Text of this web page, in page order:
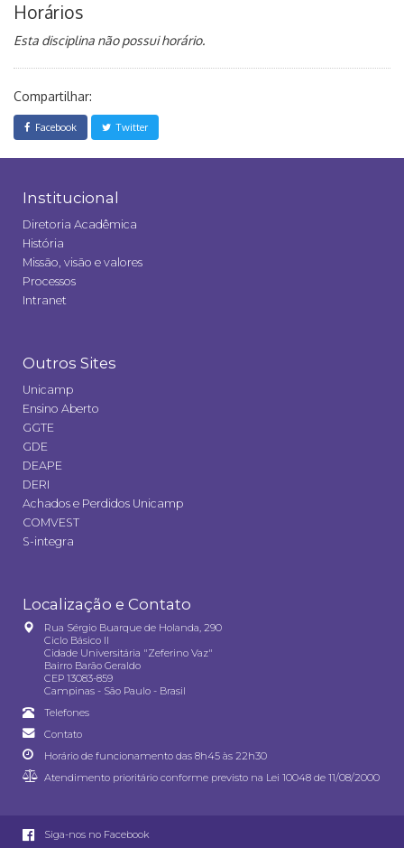
Horários
Esta disciplina não possui horário.
Compartilhar:
Facebook Twitter
Institucional
Diretoria Acadêmica
História
Missão, visão e valores
Processos
Intranet
Outros Sites
Unicamp
Ensino Aberto
GGTE
GDE
DEAPE
DERI
Achados e Perdidos Unicamp
COMVEST
S-integra
Localização e Contato
Rua Sérgio Buarque de Holanda, 290
Ciclo Básico II
Cidade Universitária "Zeferino Vaz"
Bairro Barão Geraldo
CEP 13083-859
Campinas - São Paulo - Brasil
Telefones
Contato
Horário de funcionamento das 8h45 às 22h30
Atendimento prioritário conforme previsto na Lei 10048 de 11/08/2000
Siga-nos no Facebook